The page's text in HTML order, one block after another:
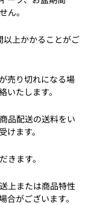
ん。
以上かかることがご
売り切れになる場
たします。
品配送の送料をい
ます。
きます。
上または商品特性
がございます。